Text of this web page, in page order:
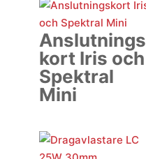
Anslutnings
kort Iris och
Spektral
Mini